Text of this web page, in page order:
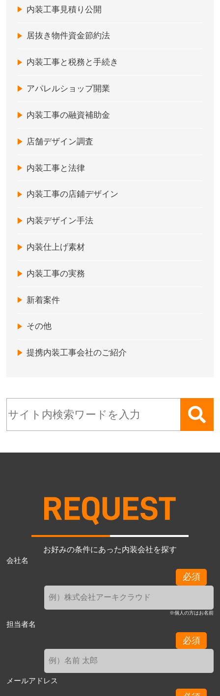
内装工事見積り公開
居抜き物件資金節約法
内装工事と税務と手続き
アパレルショップ開業
内装工事の融資補助金
店舗デザイン調査
内装工事と法律
内装工事の店鋪デザイン
内装デザイン手法
内装仕上げ素材
内装工事の実務
新着案件
その他
提携内装工事会社のご紹介
お好みの条件にあった内装会社を探す
会社名
必須
※個人の方はお名前
担当者名
必須
メールアドレス